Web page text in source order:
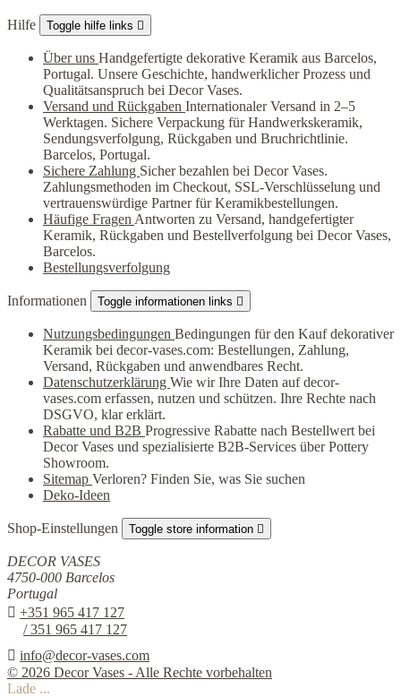
Hilfe Toggle hilfe links 
Über uns Handgefertigte dekorative Keramik aus Barcelos,
Portugal. Unsere Geschichte, handwerklicher Prozess und
Qualitätsanspruch bei Decor Vases.
Versand und Rückgaben Internationaler Versand in 2–5
Werktagen. Sichere Verpackung für Handwerkskeramik,
Sendungsverfolgung, Rückgaben und Bruchrichtlinie.
Barcelos, Portugal.
Sichere Zahlung Sicher bezahlen bei Decor Vases.
Zahlungsmethoden im Checkout, SSL-Verschlüsselung und
vertrauenswürdige Partner für Keramikbestellungen.
Häufige Fragen Antworten zu Versand, handgefertigter
Keramik, Rückgaben und Bestellverfolgung bei Decor Vases,
Barcelos.
Bestellungsverfolgung
Informationen Toggle informationen links 
Nutzungsbedingungen Bedingungen für den Kauf dekorativer
Keramik bei decor-vases.com: Bestellungen, Zahlung,
Versand, Rückgaben und anwendbares Recht.
Datenschutzerklärung Wie wir Ihre Daten auf decor-
vases.com erfassen, nutzen und schützen. Ihre Rechte nach
DSGVO, klar erklärt.
Rabatte und B2B Progressive Rabatte nach Bestellwert bei
Decor Vases und spezialisierte B2B-Services über Pottery
Showroom.
Sitemap Verloren? Finden Sie, was Sie suchen
Deko-Ideen
Shop-Einstellungen Toggle store information 
DECOR VASES
4750-000 Barcelos
Portugal
 +351 965 417 127
/ 351 965 417 127
 info@decor-vases.com
© 2026 Decor Vases - Alle Rechte vorbehalten
Lade ...